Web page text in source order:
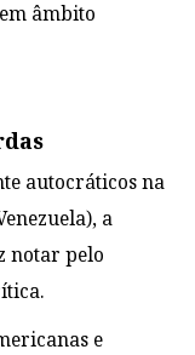
âmbito
autocráticos na
a
notar pelo
e